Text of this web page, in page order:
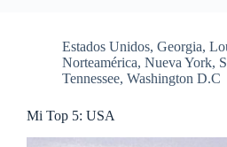
Estados Unidos, Georgia,
Norteamérica, Nueva York,
Tennessee, Washington D.C
Mi Top 5: USA